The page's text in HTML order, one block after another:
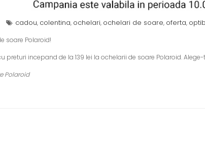
cadou, colentina, ochelari, ochelari de soare, oferta,
soare Polaroid!
preturi incepand de la 139 lei la ochelarii de soare Polaroid.
Polaroid